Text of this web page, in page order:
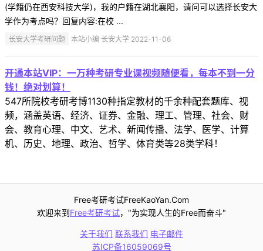
(学籍仍在西安科技大学)，我的户籍在湖北襄阳，请问可以选择长安大
学作为考点吗？回复内容:在校 ...
长安大学考研问题 本站小编 长安大学 2022-11-06
开通本站VIP：一万种考研专业课视频随便看，每本不到一分
钱！绝对划算！
547所院校考研考博1130种指定教材的千余种配套题库、视
频，涵盖英语、经济、证券、金融、理工、管理、社会、财
会、教育心理、中文、艺术、新闻传播、法学、医学、计算
机、历史、地理、政治、哲学、体育类等28类学科！
Free考研考试FreeKaoYan.Com
欢迎来到Free考研考试，"为实现人生的Free而奋斗"
关于我们 联系我们 电子邮件
苏ICP备16059069号